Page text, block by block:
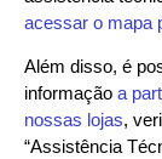
acessar o mapa
Além disso, é
informação a
nossas lojas,
“Assistência